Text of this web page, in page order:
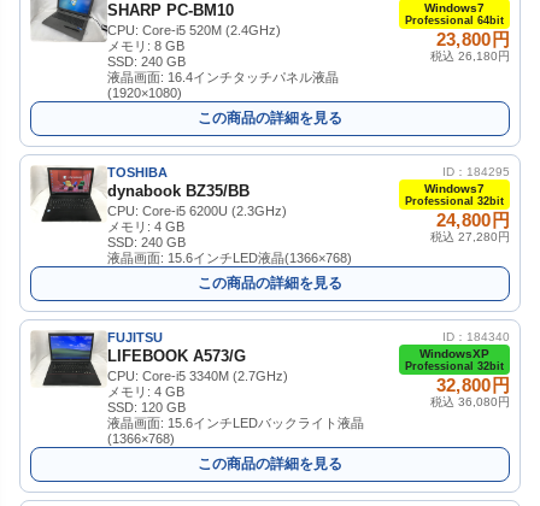
SHARP PC-BM10
CPU: Core-i5 520M (2.4GHz)
メモリ: 8 GB
SSD: 240 GB
液晶画面: 16.4インチタッチパネル液晶
(1920×1080)
Windows7
Professional 64bit
23,800円
税込 26,180円
この商品の詳細を見る
TOSHIBA
dynabook BZ35/BB
CPU: Core-i5 6200U (2.3GHz)
メモリ: 4 GB
SSD: 240 GB
液晶画面: 15.6インチLED液晶(1366×768)
ID：184295
Windows7
Professional 32bit
24,800円
税込 27,280円
この商品の詳細を見る
FUJITSU
LIFEBOOK A573/G
CPU: Core-i5 3340M (2.7GHz)
メモリ: 4 GB
SSD: 120 GB
液晶画面: 15.6インチLEDバックライト液晶
(1366×768)
ID：184340
WindowsXP
Professional 32bit
32,800円
税込 36,080円
この商品の詳細を見る